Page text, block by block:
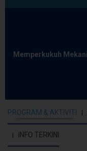
Memperkukuh
PROGRAM & AKTIVITI
INFO TERKINI